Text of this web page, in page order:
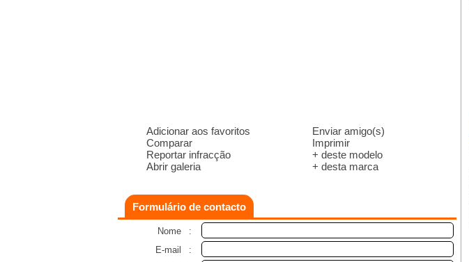
Adicionar aos favoritos
Comparar
Reportar infracção
Abrir galeria
Enviar amigo(s)
Imprimir
+ deste modelo
+ desta marca
Formulário de contacto
Nome
:
E-mail
: